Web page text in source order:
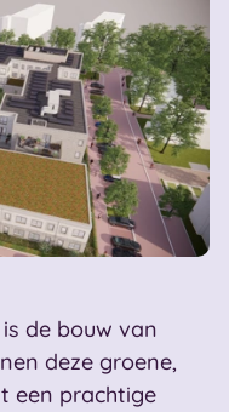
de bouw van
deze groene,
een prachtige